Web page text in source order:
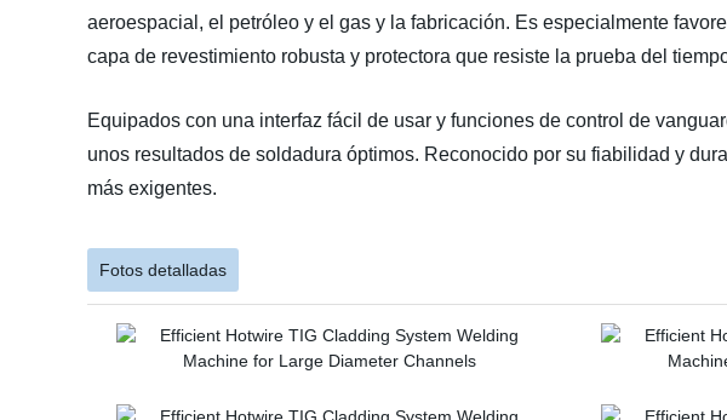
aeroespacial, el petróleo y el gas y la fabricación. Es especialmente
capa de revestimiento robusta y protectora que resiste la prueba del
Equipados con una interfaz fácil de usar y funciones de control de
unos resultados de soldadura óptimos. Reconocido por su fiabilidad y
más exigentes.
Fotos detalladas